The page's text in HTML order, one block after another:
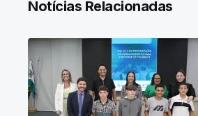
Notícias Relacionadas